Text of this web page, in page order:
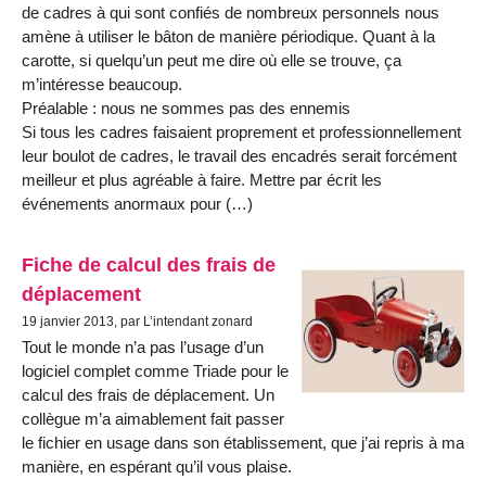
de cadres à qui sont confiés de nombreux personnels nous
amène à utiliser le bâton de manière périodique. Quant à la
carotte, si quelqu’un peut me dire où elle se trouve, ça
m’intéresse beaucoup.
Préalable : nous ne sommes pas des ennemis
Si tous les cadres faisaient proprement et professionnellement
leur boulot de cadres, le travail des encadrés serait forcément
meilleur et plus agréable à faire. Mettre par écrit les
événements anormaux pour (…)
Fiche de calcul des frais de
déplacement
19 janvier 2013, par L’intendant zonard
Tout le monde n’a pas l’usage d’un
logiciel complet comme Triade pour le
calcul des frais de déplacement. Un
collègue m’a aimablement fait passer
le fichier en usage dans son établissement, que j’ai repris à ma
manière, en espérant qu’il vous plaise.